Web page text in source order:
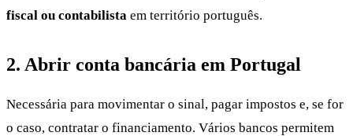
fiscal ou contabilista em território português.
2. Abrir conta bancária em Portugal
Necessária para movimentar o sinal, pagar impostos e, se for
o caso, contratar o financiamento. Vários bancos permitem